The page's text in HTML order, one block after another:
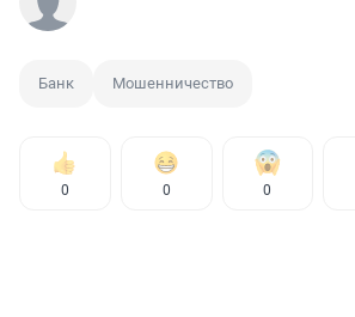
Банк Мошенничество
0 0 0